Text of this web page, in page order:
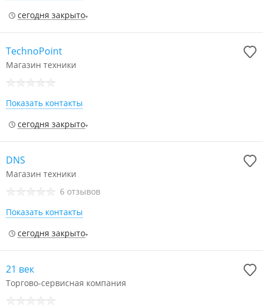
сегодня закрыто
TechnoPoint
Магазин техники
Показать контакты
сегодня закрыто
DNS
Магазин техники
6 отзывов
Показать контакты
сегодня закрыто
21 век
Торгово-сервисная компания